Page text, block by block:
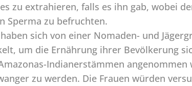
zu extrahieren, falls es ihn gab, wobei
Sperma zu befruchten.
sich von einer Nomaden- und
um die Ernährung ihrer Bevölkerung
Indianerstämmen
zu werden. Die Frauen würden